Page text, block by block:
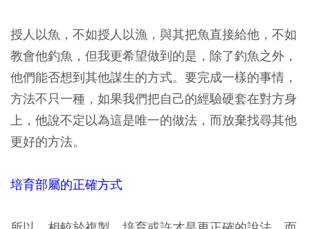
授人以魚，不如授人以漁，與其把魚直接給他，不如
教會他釣魚，但我更希望做到的是，除了釣魚之外，
他們能否想到其他謀生的方式。要完成一樣的事情，
方法不只一種，如果我們把自己的經驗硬套在對方身
上，他說不定以為這是唯一的做法，而放棄找尋其他
更好的方法。
培育部屬的正確方式